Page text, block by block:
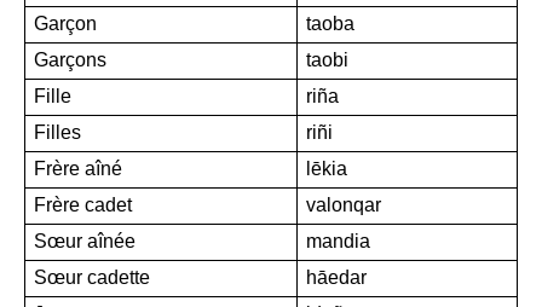
Garçon
taoba
Garçons
taobi
Fille
riña
Filles
riñi
Frère aîné
lēkia
Frère cadet
valonqar
Sœur aînée
mandia
Sœur cadette
hāedar